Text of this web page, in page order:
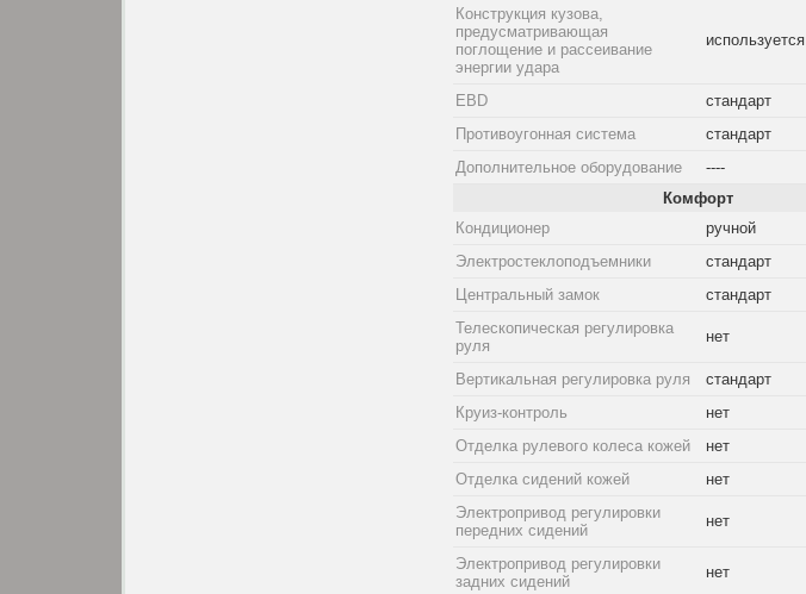
Конструкция кузова,
предусматривающая
поглощение и рассеивание
энергии удара
используется
EBD
стандарт
Противоугонная система
стандарт
Дополнительное оборудование
----
Комфорт
Кондиционер
ручной
Электростеклоподъемники
стандарт
Центральный замок
стандарт
Телескопическая регулировка
руля
нет
Вертикальная регулировка руля
стандарт
Круиз-контроль
нет
Отделка рулевого колеса кожей
нет
Отделка сидений кожей
нет
Электропривод регулировки
передних сидений
нет
Электропривод регулировки
задних сидений
нет